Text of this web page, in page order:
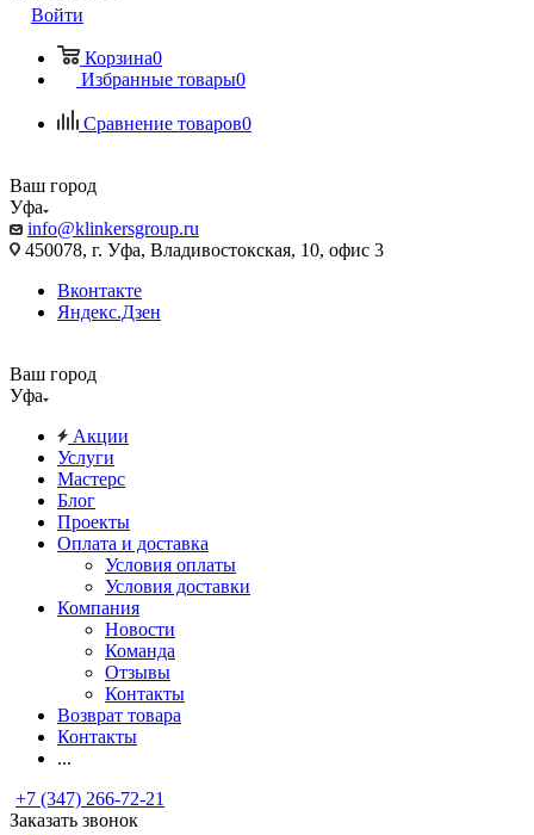
Войти
Корзина0
Избранные товары0
Сравнение товаров0
Ваш город
Уфа
info@klinkersgroup.ru
450078, г. Уфа, Владивостокская, 10, офис 3
Вконтакте
Яндекс.Дзен
Ваш город
Уфа
Акции
Услуги
Мастерс
Блог
Проекты
Оплата и доставка
Условия оплаты
Условия доставки
Компания
Новости
Команда
Отзывы
Контакты
Возврат товара
Контакты
...
+7 (347) 266-72-21
Заказать звонок